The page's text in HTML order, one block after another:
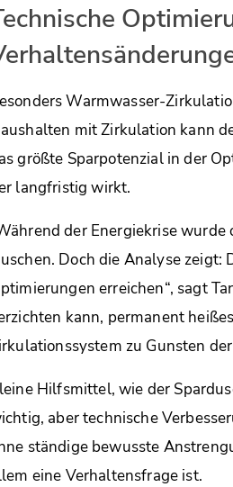
Warmwasser-
mit Zirkulation kann
größte Sparpotenzial in der
langfristig wirkt.
der Energiekrise
Doch die Analyse zeigt:
erreichen“, sagt
kann, permanent
zu Gunsten
Hilfsmittel, wie der
aber technische
ständige bewusste
eine Verhaltensfrage ist.